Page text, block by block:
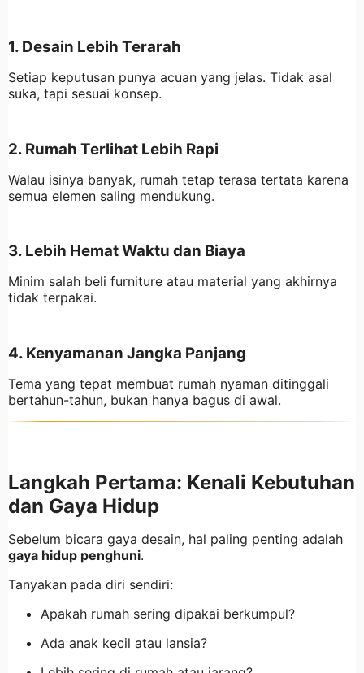
1. Desain Lebih Terarah
Setiap keputusan punya acuan yang jelas. Tidak asal
suka, tapi sesuai konsep.
2. Rumah Terlihat Lebih Rapi
Walau isinya banyak, rumah tetap terasa tertata karena
semua elemen saling mendukung.
3. Lebih Hemat Waktu dan Biaya
Minim salah beli furniture atau material yang akhirnya
tidak terpakai.
4. Kenyamanan Jangka Panjang
Tema yang tepat membuat rumah nyaman ditinggali
bertahun-tahun, bukan hanya bagus di awal.
Langkah Pertama: Kenali Kebutuhan
dan Gaya Hidup
Sebelum bicara gaya desain, hal paling penting adalah
gaya hidup penghuni.
Tanyakan pada diri sendiri:
Apakah rumah sering dipakai berkumpul?
Ada anak kecil atau lansia?